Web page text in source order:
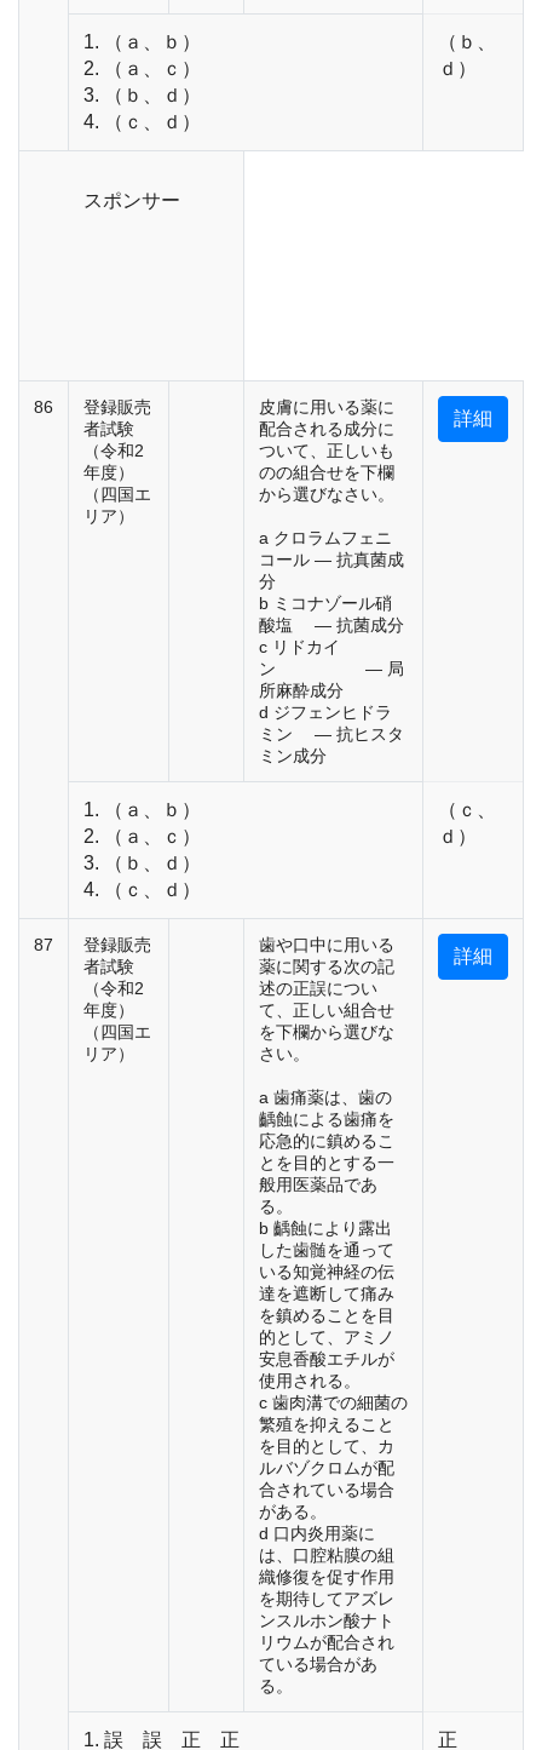
1. （ａ、ｂ）
2. （ａ、ｃ）
3. （ｂ、ｄ）
4. （ｃ、ｄ）
（ｂ、
ｄ）
スポンサー
86
登録販売
者試験
（令和2
年度）
（四国エ
リア）
皮膚に用いる薬に
配合される成分に
ついて、正しいも
のの組合せを下欄
から選びなさい。
a クロラムフェニ
コール ― 抗真菌成
分
b ミコナゾール硝
酸塩 ― 抗菌成分
c リドカイ
ン ― 局
所麻酔成分
d ジフェンヒドラ
ミン ― 抗ヒスタ
ミン成分
詳細
1. （ａ、ｂ）
2. （ａ、ｃ）
3. （ｂ、ｄ）
4. （ｃ、ｄ）
（ｃ、
ｄ）
87
登録販売
者試験
（令和2
年度）
（四国エ
リア）
歯や口中に用いる
薬に関する次の記
述の正誤につい
て、正しい組合せ
を下欄から選びな
さい。
a 歯痛薬は、歯の
齲蝕による歯痛を
応急的に鎮めるこ
とを目的とする一
般用医薬品であ
る。
b 齲蝕により露出
した歯髄を通って
いる知覚神経の伝
達を遮断して痛み
を鎮めることを目
的として、アミノ
安息香酸エチルが
使用される。
c 歯肉溝での細菌の
繁殖を抑えること
を目的として、カ
ルバゾクロムが配
合されている場合
がある。
d 口内炎用薬に
は、口腔粘膜の組
織修復を促す作用
を期待してアズレ
ンスルホン酸ナト
リウムが配合され
ている場合があ
る。
詳細
1. 誤 誤 正 正 正